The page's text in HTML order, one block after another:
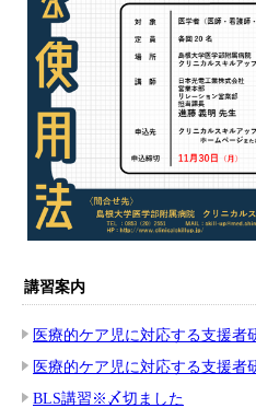
講習案内
医療的ケア児に対応する支援者
医療的ケア児に対応する支援者
BLS講習※〆切ました